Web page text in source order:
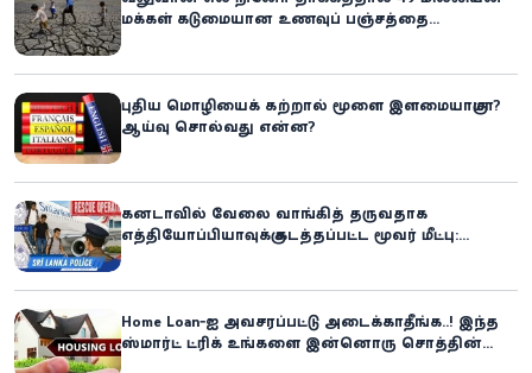
மக்கள் கடுமையான உணவுப் பஞ்சத்தை
புதிய மொழியைக் கற்றால் மூளை இளமையாகுமா?
ஆய்வு சொல்வது என்ன?
கனடாவில் வேலை வாங்கித் தருவதாக
எத்தியோப்பியாவுக்கு கடத்தப்பட்ட மூவர் மீட்பு:
Home Loan-ஐ அவசரப்பட்டு அடைக்காதீங்க..! இந்த
ஸ்மார்ட் ட்ரிக் உங்களை இன்னொரு சொத்தின்